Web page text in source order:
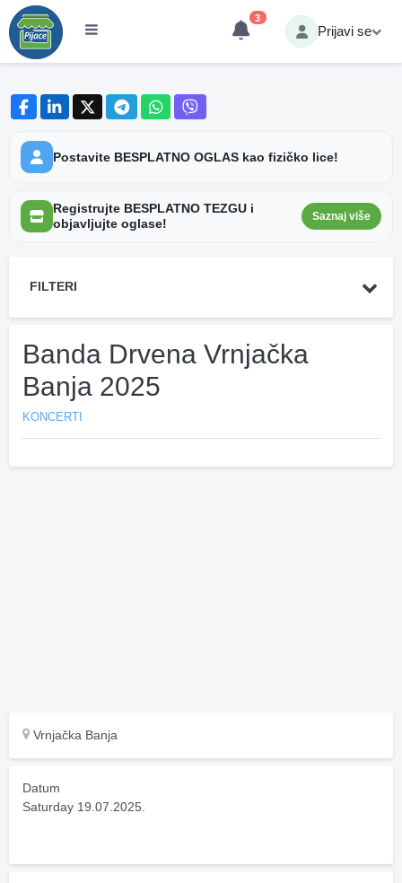
3
Prijavi se
Postavite BESPLATNO OGLAS kao fizičko lice!
Registrujte BESPLATNO TEZGU i
objavljujte oglase!
Saznaj više
FILTERI
Banda Drvena Vrnjačka
Banja 2025
KONCERTI
Vrnjačka Banja
Datum
Saturday 19.07.2025.